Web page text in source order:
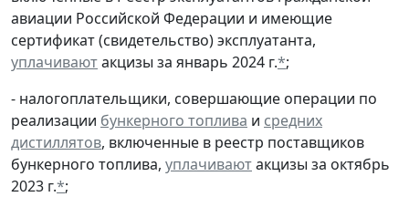
авиации Российской Федерации и имеющие
сертификат (свидетельство) эксплуатанта,
уплачиваютакцизы за январь 2024 г.*;
- налогоплательщики, совершающие операции по
реализации бункерного топлива и средних
дистиллятов, включенные в реестр поставщиков
бункерного топлива, уплачиваютакцизы за октябрь
2023 г.*;